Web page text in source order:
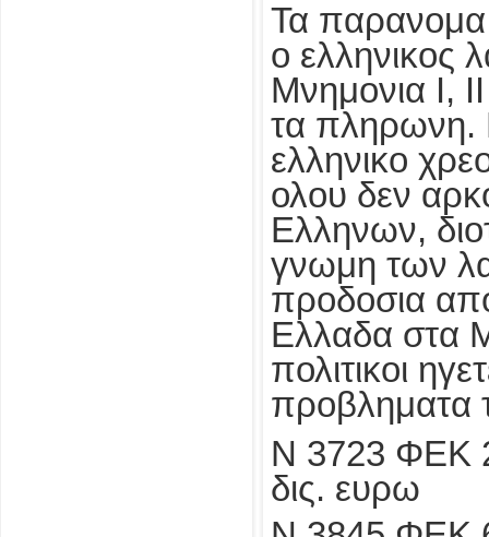
Τα παρανομα
ο ελληνικος
Μνημονια Ι,
τα πληρωνη.
ελληνικο
ολου δεν
Ελληνων,
γνωμη των
προδοσια
Ελλαδα στα
πολιτικοι
προβληματα
Ν 3723
δις. ευρω